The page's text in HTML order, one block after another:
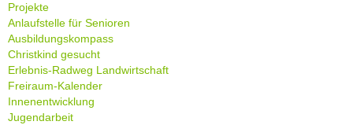
Projekte
Anlaufstelle für Senioren
Ausbildungskompass
Christkind gesucht
Erlebnis-Radweg Landwirtschaft
Freiraum-Kalender
Innenentwicklung
Jugendarbeit